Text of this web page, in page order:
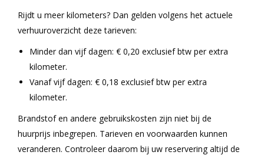
Rijdt u meer kilometers? Dan gelden volgens het actuele
verhuuroverzicht deze tarieven:
Minder dan vijf dagen: € 0,20 exclusief btw per extra
kilometer.
Vanaf vijf dagen: € 0,18 exclusief btw per extra
kilometer.
Brandstof en andere gebruikskosten zijn niet bij de
huurprijs inbegrepen. Tarieven en voorwaarden kunnen
veranderen. Controleer daarom bij uw reservering altijd de